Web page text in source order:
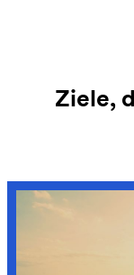
Ziele,